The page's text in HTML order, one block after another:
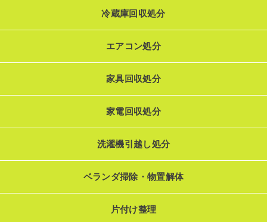
冷蔵庫回収処分
エアコン処分
家具回収処分
家電回収処分
洗濯機引越し処分
ベランダ掃除・物置解体
片付け整理